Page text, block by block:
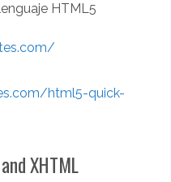
HTML5
html5-quick-
XHTML